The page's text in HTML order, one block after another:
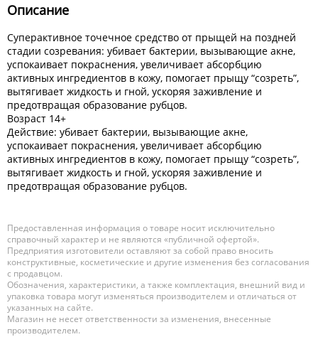
Описание
Суперактивное точечное средство от прыщей на поздней
стадии созревания: убивает бактерии, вызывающие акне,
успокаивает покраснения, увеличивает абсорбцию
активных ингредиентов в кожу, помогает прыщу “созреть”,
вытягивает жидкость и гной, ускоряя заживление и
предотвращая образование рубцов.
Возраст 14+
Действие: убивает бактерии, вызывающие акне,
успокаивает покраснения, увеличивает абсорбцию
активных ингредиентов в кожу, помогает прыщу “созреть”,
вытягивает жидкость и гной, ускоряя заживление и
предотвращая образование рубцов.
Предоставленная информация о товаре носит исключительно
справочный характер и не являются «публичной офертой».
Предприятия изготовители оставляют за собой право вносить
конструктивные, косметические и другие изменения без согласования
с продавцом.
Обозначения, характеристики, а также комплектация, внешний вид и
упаковка товара могут изменяться производителем и отличаться от
указанных на сайте.
Магазин не несет ответственности за изменения, внесенные
производителем.